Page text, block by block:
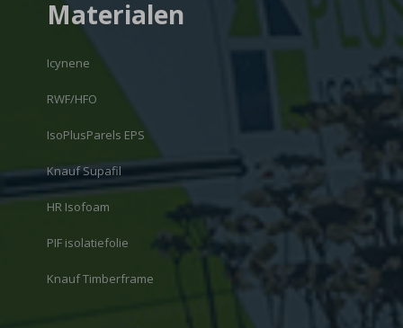
Materialen
Icynene
RWF/HFO
IsoPlusParels EPS
Knauf Supafil
HR Isofoam
PIF isolatiefolie
Knauf Timberframe